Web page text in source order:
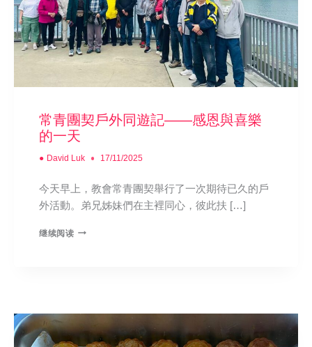
常青團契戶外同遊記——感恩與喜樂
的一天
● David Luk 17/11/2025
今天早上，教會常青團契舉行了一次期待已久的戶
外活動。弟兄姊妹們在主裡同心，彼此扶 […]
继续阅读